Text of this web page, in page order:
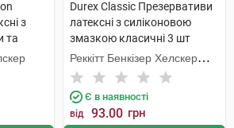
з
та
Durex Classic Презервативи
латексні з силіконовою
змазкою класичні 3 шт
Реккітт Бенкізер Хелскер
Мануфектурінг
Є в наявності
від 93.00 грн